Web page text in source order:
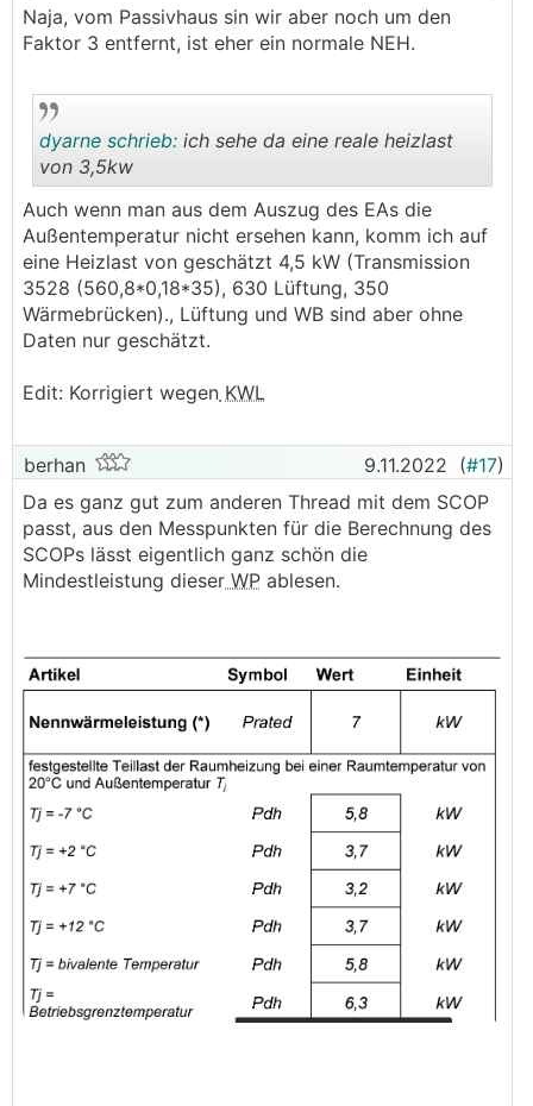
..
Naja, vom Passivhaus sin wir aber noch um den
Faktor 3 entfernt, ist eher ein normale NEH.
..
dyarne schrieb: ich sehe da eine reale heizlast
von 3,5kw
Auch wenn man aus dem Auszug des EAs die
Außentemperatur nicht ersehen kann, komm ich auf
eine Heizlast von geschätzt 4,5 kW (Transmission
3528 (560,8*0,18*35), 630 Lüftung, 350
Wärmebrücken)., Lüftung und WB sind aber ohne
Daten nur geschätzt.
Edit: Korrigiert wegen KWL
berhan 9.11.2022 (#17)
Da es ganz gut zum anderen Thread mit dem SCOP
passt, aus den Messpunkten für die Berechnung des
SCOPs lässt eigentlich ganz schön die
Mindestleistung dieser WP ablesen.